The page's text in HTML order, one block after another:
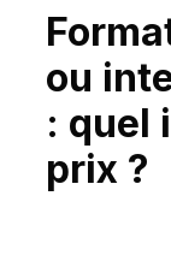
ou
: quel
prix ?